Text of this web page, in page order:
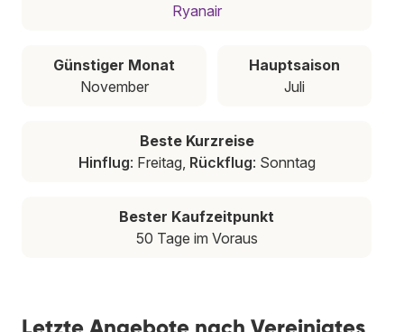
Ryanair
Günstiger Monat
November
Hauptsaison
Juli
Beste Kurzreise
Hinflug: Freitag, Rückflug: Sonntag
Bester Kaufzeitpunkt
50 Tage im Voraus